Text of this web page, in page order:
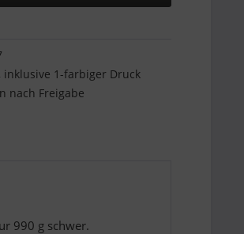
inklusive 1-farbiger Druck
nach Freigabe
990 g schwer.